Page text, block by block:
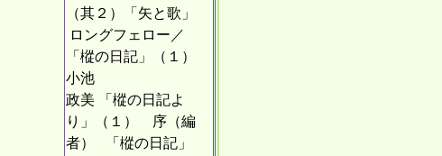
（其２）「矢と歌」
ロングフェロー／
「樅の日記」（１）
小池
政美 「樅の日記よ
り」（１） 序（編
者） 「樅の日記」